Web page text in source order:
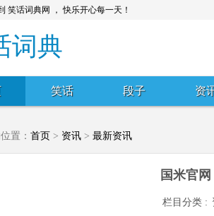
笑话词典网 ， 快乐开心每一天！
词典
笑话 段子 资
置： 首页 > 资讯 > 最新资讯
国米官
栏目分类 :